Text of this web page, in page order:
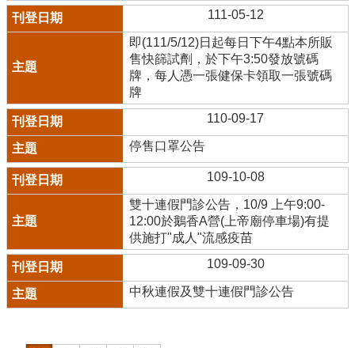
111-05-12
即(111/5/12)日起每日下午4點本所販
售快篩試劑，於下午3:50發放號碼
牌，每人憑一張健保卡領取一張號碼
牌
110-09-17
停售口罩公告
109-10-08
雙十連假門診公告，10/9 上午9:00-
12:00於鵝香A營(上帝廟停車場)有提
供施打"成人"流感疫苗
109-09-30
中秋連假及雙十連假門診公告